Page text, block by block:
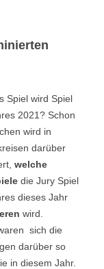
Spiel wird Spiel
2021? Schon
wird in
darüber
welche
die Jury Spiel
dieses Jahr
wird.
sich die
darüber so
in diesem Jahr.